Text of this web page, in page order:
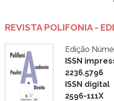
REVISTA POLIFONIA -
Edição
ISSN
2236.5796
ISSN digital
2596-111X